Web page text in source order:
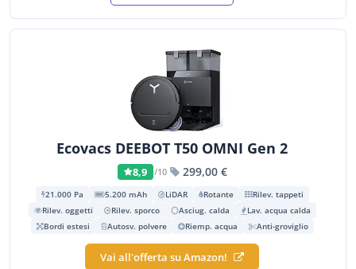
Ecovacs DEEBOT T50 OMNI Gen 2
8,9 /10 299,00 €
21.000 Pa 5.200 mAh LiDAR Rotante
Rilev. tappeti
Rilev. oggetti
Rilev. sporco Asciug. calda
Lav. acqua calda
Bordi estesi
Autosv. polvere Riemp. acqua Anti-groviglio
Vai all'offerta su Amazon!